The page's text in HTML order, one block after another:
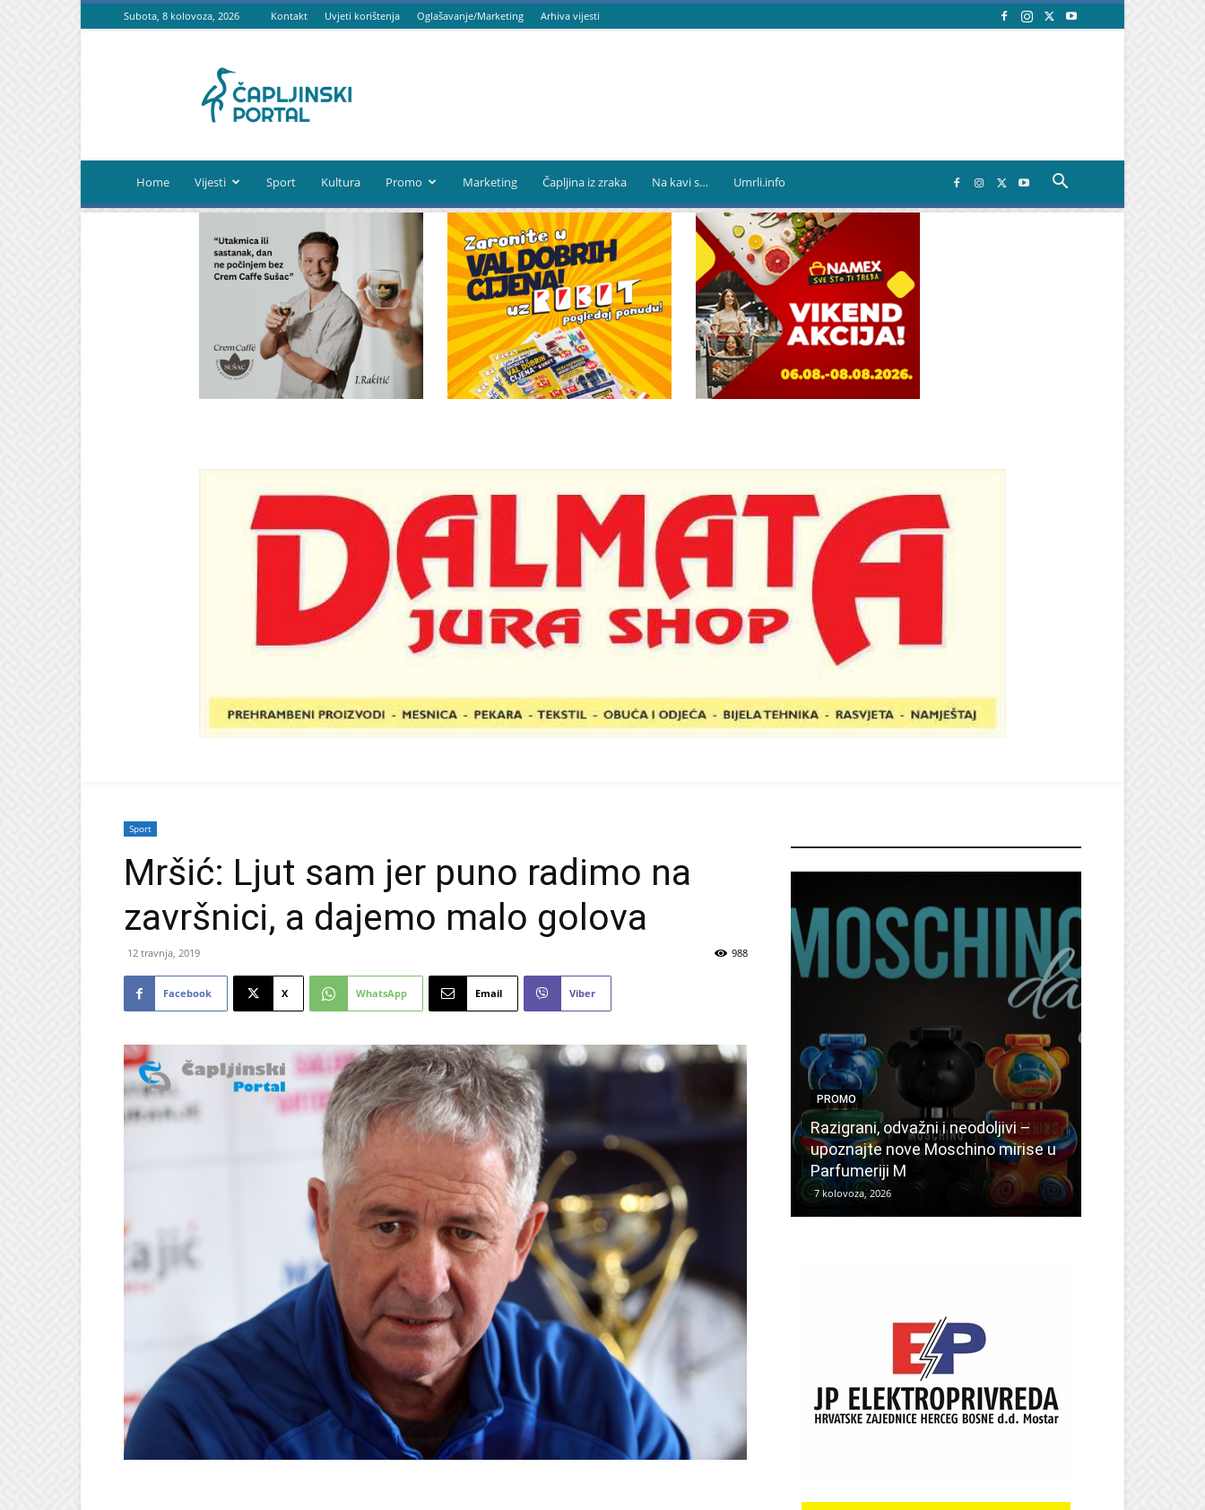
Subota, 8 kolovoza, 2026 Kontakt Uvjeti korištenja Oglašavanje/Marketing Arhiva vijesti
portal
Home Vijesti Sport Kultura Promo Marketing Čapljina iz zraka Na kavi s… Umrli.info
Sport
Mršić: Ljut sam jer puno radimo na
završnici, a dajemo malo golova
12 travnja, 2019 988
Facebook X WhatsApp Email Viber
PROMO
Razigrani, odvažni i neodoljivi –
upoznajte nove Moschino mirise u
Parfumeriji M
7 kolovoza, 2026